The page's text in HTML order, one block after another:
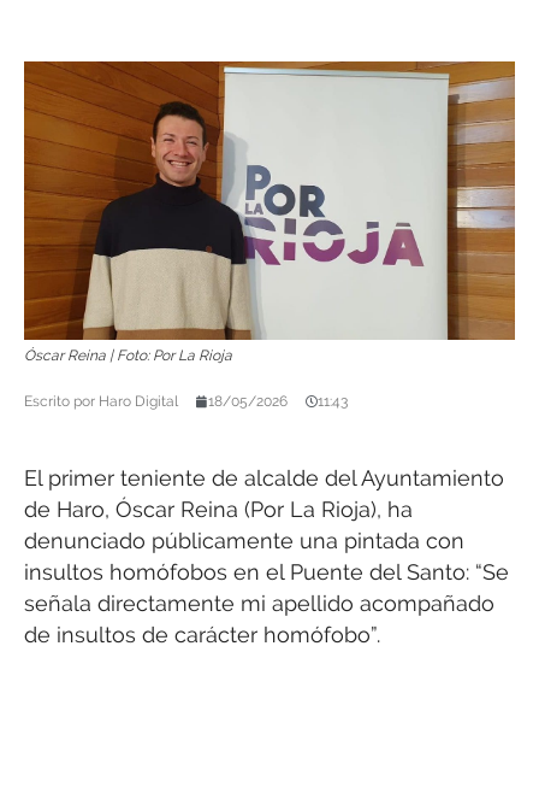
Óscar Reina | Foto: Por La Rioja
Escrito por Haro Digital 18/05/2026 11:43
El primer teniente de alcalde del Ayuntamiento
de Haro, Óscar Reina (Por La Rioja), ha
denunciado públicamente una pintada con
insultos homófobos en el Puente del Santo: “Se
señala directamente mi apellido acompañado
de insultos de carácter homófobo”.